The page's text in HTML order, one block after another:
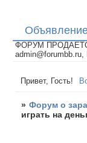
ФОРУМ
admin@forumbb.ru,
Привет, Гость!
» Форум о
играть на